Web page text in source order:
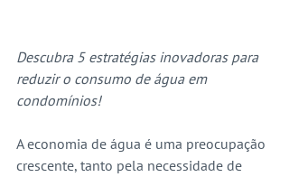
Descubra 5 estratégias inovadoras para
reduzir o consumo de água em
condomínios!
A economia de água é uma preocupação
crescente, tanto pela necessidade de